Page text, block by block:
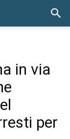
in via
per